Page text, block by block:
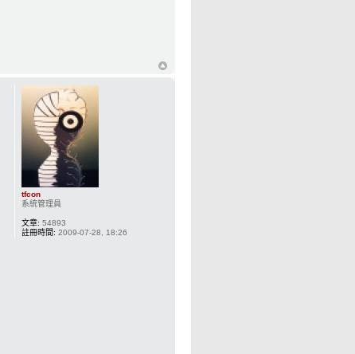
tfcon
系統管理員
文章: 54893
註冊時間: 2009-07-28, 18:26